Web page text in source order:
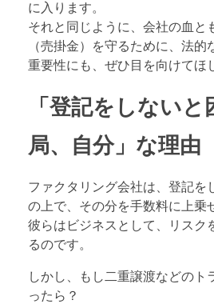
に入ります。
それと同じように、会社の血と
（売掛金）を守るために、法
重要性にも、ぜひ目を向けてほ
「登記をしない
局、自分」な理由
ファクタリング会社は、登記を
の上で、その分を手数料に上乗
彼らはビジネスとして、リスク
るのです。
しかし、もし二重譲渡などのト
ったら？